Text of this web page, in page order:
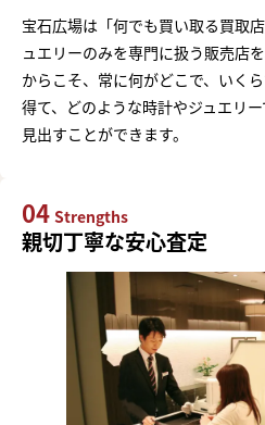
宝石広場は「何でも買い取る買取
ュエリーのみを専門に扱う販売店
からこそ、常に何がどこで、いく
得て、どのような時計やジュエリ
見出すことができます。
04 Strengths
親切丁寧な安心査定